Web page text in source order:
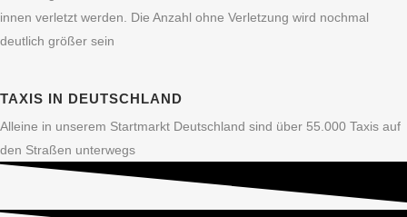
innen verletzt werden. Die Anzahl ohne Verletzung wird nochmal
deutlich größer sein
TAXIS IN DEUTSCHLAND
Alleine in unserem Startmarkt Deutschland sind über 55.000 Taxis auf
den Straßen unterwegs